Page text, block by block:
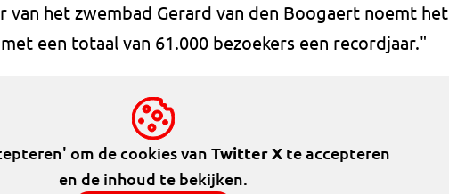
van het zwembad Gerard van den Boogaert noemt het
een totaal van 61.000 bezoekers een recordjaar."
om de cookies van Twitter Xte accepteren
en de inhoud te bekijken.